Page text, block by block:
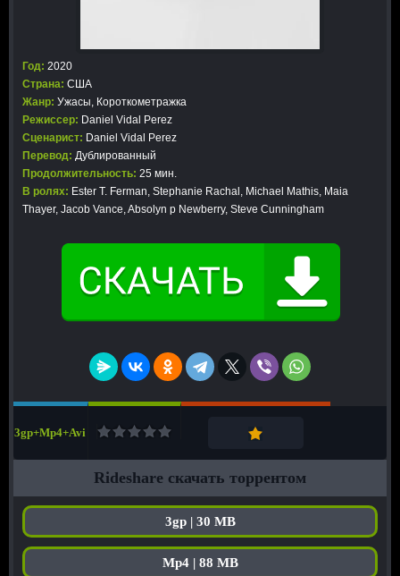
Год: 2020
Страна: США
Жанр: Ужасы, Короткометражка
Режиссер: Daniel Vidal Perez
Сценарист: Daniel Vidal Perez
Перевод: Дублированный
Продолжительность: 25 мин.
В ролях: Ester T. Ferman, Stephanie Rachal, Michael Mathis, Maia
Thayer, Jacob Vance, Absolyn p Newberry, Steve Cunningham
3gp+Mp4+Avi
Rideshare скачать торрентом
3gp | 30 MB
Mp4 | 88 MB